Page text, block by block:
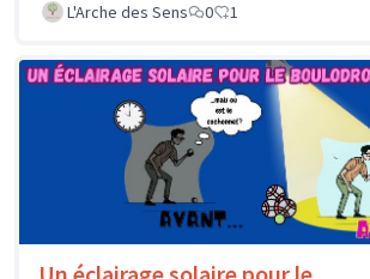
L'Arche des Sens 0 1